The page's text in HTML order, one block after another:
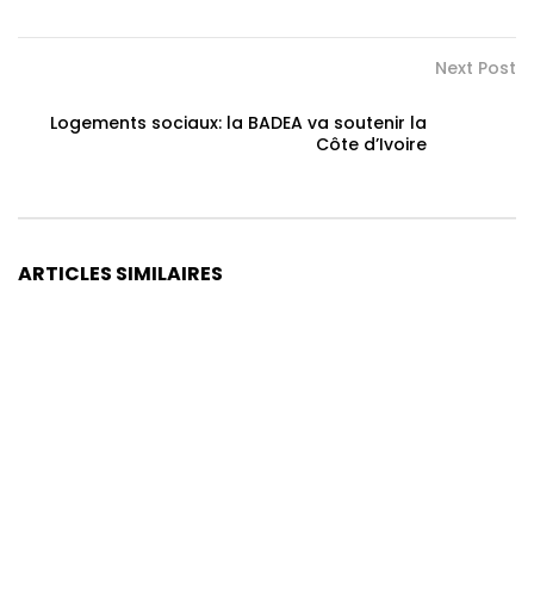
Next Post
Logements sociaux: la BADEA va soutenir la
Côte d’Ivoire
ARTICLES SIMILAIRES